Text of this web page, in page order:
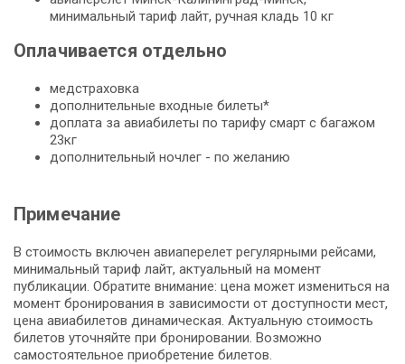
минимальный тариф лайт, ручная кладь 10 кг
Оплачивается отдельно
медстраховка
дополнительные входные билеты*
доплата за авиабилеты по тарифу смарт с багажом
23кг
дополнительный ночлег - по желанию
Примечание
В стоимость включен авиаперелет регулярными рейсами,
минимальный тариф лайт, актуальный на момент
публикации. Обратите внимание: цена может измениться на
момент бронирования в зависимости от доступности мест,
цена авиабилетов динамическая. Актуальную стоимость
билетов уточняйте при бронировании. Возможно
самостоятельное приобретение билетов.